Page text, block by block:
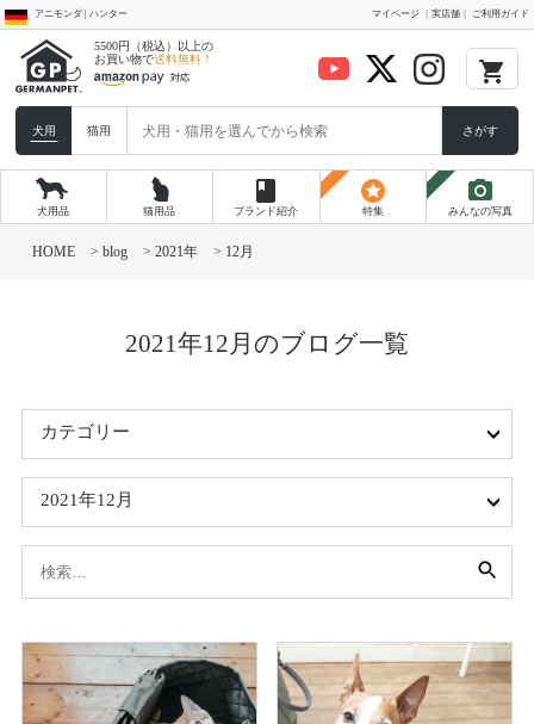
アニモンダ | ハンター マイページ 実店舗 ご利用ガイド
5500円（税込）以上の
お買い物で送料無料！ local_grocery_store
犬用 猫用 さがす
犬用品 猫用品
book
ブランド紹介
stars
特集
photo_camera
みんなの写真
HOME > blog > 2021年 > 12月
2021年12月のブログ一覧
カテゴリー
2021年12月